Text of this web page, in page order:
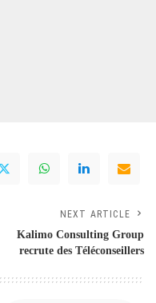
NEXT ARTICLE
Kalimo Consulting Group
recrute des Téléconseillers